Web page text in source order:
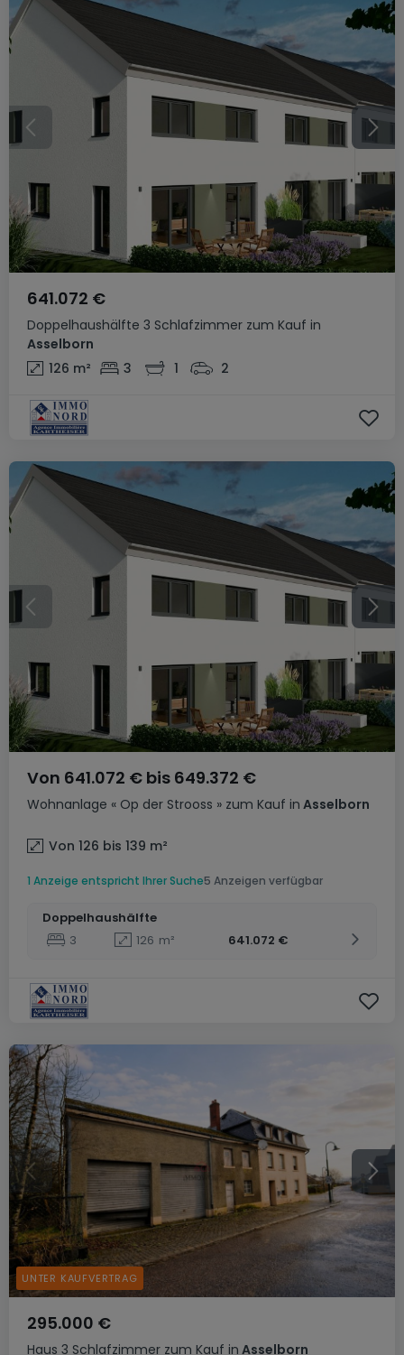
Doppelhaushälfte 3 Schlafzimmer zum Kauf in
Asselborn
641.072 €
126 m² 3 1 2
Wohnanlage « Op der Strooss » zum Kauf in Asselborn
Von 641.072 € bis 649.372 €
Von 126 bis 139 m²
1 Anzeige entspricht Ihrer Suche5 Anzeigen verfügbar
Doppelhaushälfte
3
126 m² 641.072 €
Haus 3 Schlafzimmer zum Kauf in Asselborn
295.000 €
UNTER KAUFVERTRAG